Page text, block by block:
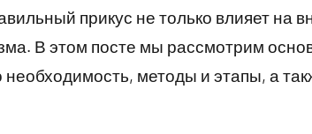
прикус не только влияет на
В этом посте мы рассмотрим
необходимость, методы и этапы, а